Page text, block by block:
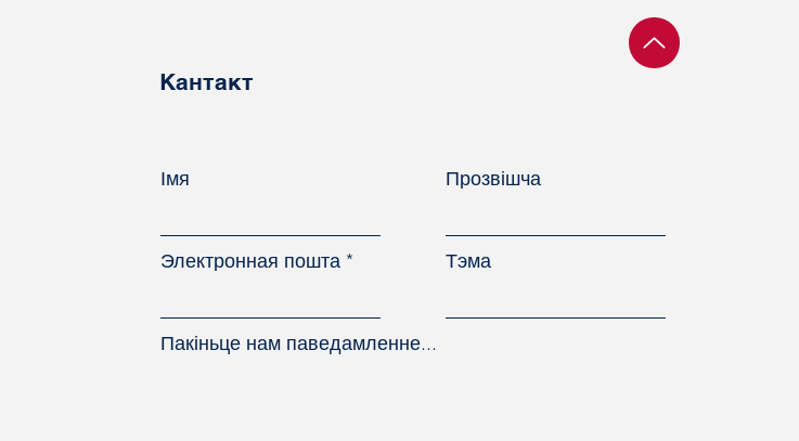
Кантакт
Імя
Электронная пошта
Прозвішча
Тэма
Пакіньце нам паведамленне...